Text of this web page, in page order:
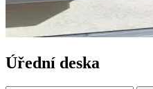
Úřední deska